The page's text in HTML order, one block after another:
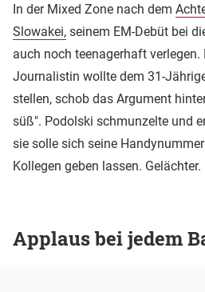
In der Mixed Zone nach dem
Slowakei, seinem EM-Debüt bei
auch noch teenagerhaft verlegen.
Journalistin wollte dem 31-
stellen, schob das Argument
süß". Podolski schmunzelte und
sie solle sich seine
Kollegen geben lassen.
Applaus bei jedem